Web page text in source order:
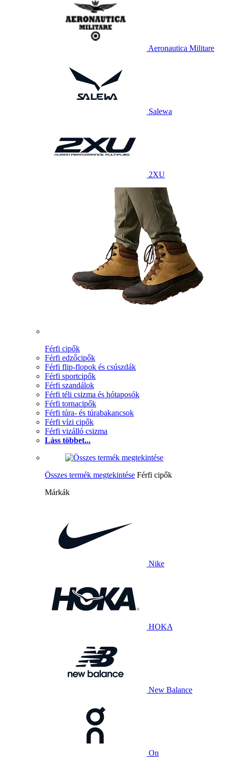
Aeronautica Militare
Salewa
2XU
Férfi cipők
Férfi edzőcipők
Férfi flip-flopok és csúszdák
Férfi sportcipők
Férfi szandálok
Férfi téli csizma és hótaposók
Férfi tornacipők
Férfi túra- és túrabakancsok
Férfi vízi cipők
Férfi vizálló csizma
Láss többet...
Összes termék megtekintése Férfi cipők
Márkák
Nike
HOKA
New Balance
On